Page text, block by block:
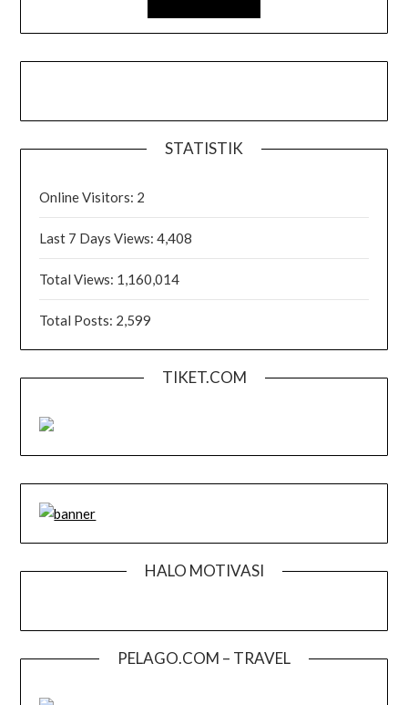
STATISTIK
Online Visitors: 2
Last 7 Days Views:4,408
Total Views: 1,160,014
Total Posts: 2,599
TIKET.COM
HALO MOTIVASI
PELAGO.COM – TRAVEL